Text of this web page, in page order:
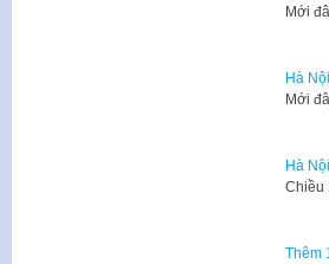
Mới
Hà
Mới
Hà
Chiều
Thêm